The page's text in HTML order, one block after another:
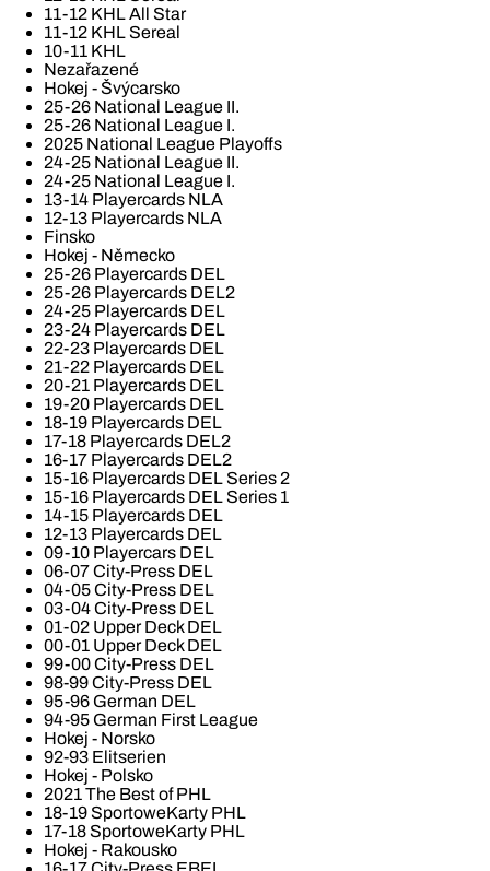
11-12 KHL All Star
11-12 KHL Sereal
10-11 KHL
Nezařazené
Hokej - Švýcarsko
25-26 National League II.
25-26 National League I.
2025 National League Playoffs
24-25 National League II.
24-25 National League I.
13-14 Playercards NLA
12-13 Playercards NLA
Finsko
Hokej - Německo
25-26 Playercards DEL
25-26 Playercards DEL2
24-25 Playercards DEL
23-24 Playercards DEL
22-23 Playercards DEL
21-22 Playercards DEL
20-21 Playercards DEL
19-20 Playercards DEL
18-19 Playercards DEL
17-18 Playercards DEL2
16-17 Playercards DEL2
15-16 Playercards DEL Series 2
15-16 Playercards DEL Series 1
14-15 Playercards DEL
12-13 Playercards DEL
09-10 Playercars DEL
06-07 City-Press DEL
04-05 City-Press DEL
03-04 City-Press DEL
01-02 Upper Deck DEL
00-01 Upper Deck DEL
99-00 City-Press DEL
98-99 City-Press DEL
95-96 German DEL
94-95 German First League
Hokej - Norsko
92-93 Elitserien
Hokej - Polsko
2021 The Best of PHL
18-19 SportoweKarty PHL
17-18 SportoweKarty PHL
Hokej - Rakousko